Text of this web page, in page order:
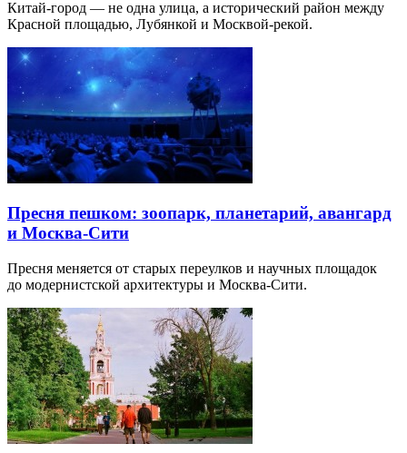
Китай-город — не одна улица, а исторический район между
Красной площадью, Лубянкой и Москвой-рекой.
Пресня пешком: зоопарк, планетарий, авангард
и Москва-Сити
Пресня меняется от старых переулков и научных площадок
до модернистской архитектуры и Москва-Сити.